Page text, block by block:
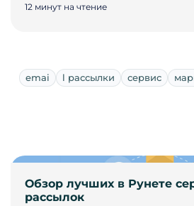
12 минут на чтение
emai l рассылки сервис
Обзор лучших в Рунете
рассылок